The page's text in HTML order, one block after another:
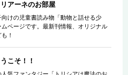
アーネのお部屋
けの児童書読み物「動物と話せる少
ページです。最新刊情報、オリジナル
！
こそ！！